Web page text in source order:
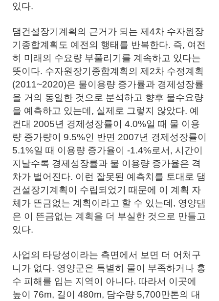
있다.
댐건설장기계획의 근거가 되는 제4차 수자원장
기종합계획도 예전의 행태를 반복한다. 즉, 여전
히 미래의 수요량 부풀리기를 계속하고 있다는
뜻이다. 수자원장기종합계획의 제2차 수정계획
(2011~2020)은 물이용량 증가률과 경제성장률
을 거의 동일한 것으로 분석하고 향후 물수요량
을 예측하고 있는데, 실제로 그렇지 않았다. 예
컨대 2005년 경제성장률이 4.0%일 때 물 이용
량 증가량이 9.5%인 반면 2007년 경제성장률이
5.1%일 때 이용량 증가율이 -1.4%로서, 시간이
지날수록 경제성장률과 물 이용량 증가율은 격
차가 벌어진다. 이런 잘못된 예측치를 토대로 댐
건설장기계획이 수립되었기 때문에 이 계획 자
체가 뜬금없는 계획이라고 할 수 있는데, 영양댐
은 이 뜬금없는 계획을 더 부실한 것으로 만들고
있다.
사업의 타당성이라는 측면에서 보면 더 어처구
니가 없다. 영양군은 특별히 물이 부족하거나 홍
수 피해를 입는 지역이 아니다. 따라서 이곳에
높이 76m, 길이 480m, 담수량 5,700만톤의 대